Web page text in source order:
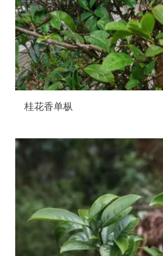
桂花香单枞